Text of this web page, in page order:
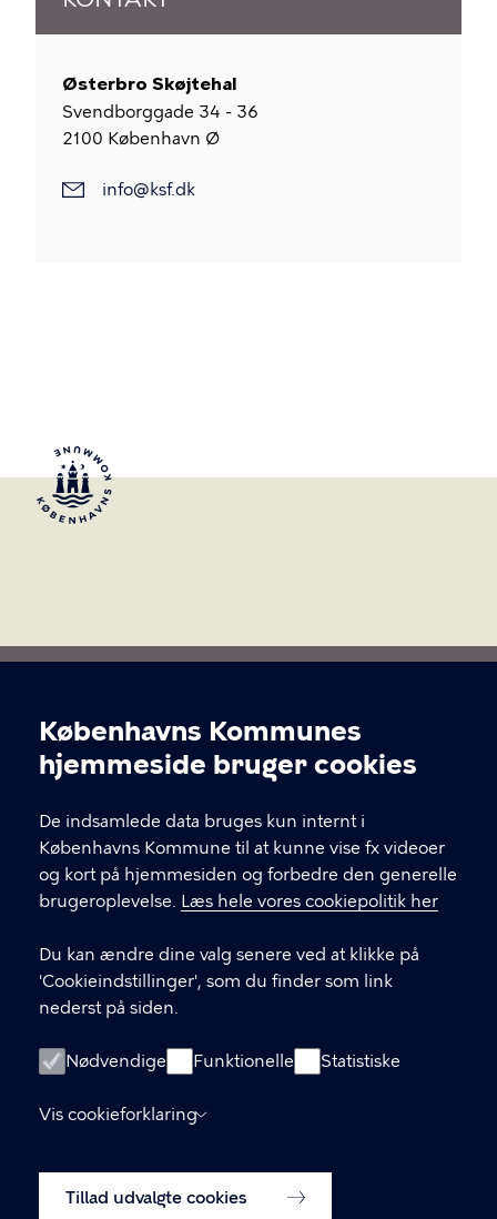
Cookieindstillinger
Københavns Kommunes
hjemmeside bruger cookies
De indsamlede data bruges kun internt i
Københavns Kommune til at kunne vise fx videoer
og kort på hjemmesiden og forbedre den generelle
brugeroplevelse. Læs hele vores cookiepolitik her
Du kan ændre dine valg senere ved at klikke på
'Cookieindstillinger', som du finder som link
nederst på siden.
Nødvendige Funktionelle Statistiske
Vis cookieforklaring
Tillad udvalgte cookies
Østerbro Skøjtehal
Svendborggade 34 - 36
2100 København Ø
info@ksf.dk
Kultur og Fritid Ø
Kultur og Fritid Østerbro er en del af Kultur- og
kulturhuse, biblioteker og idrætsfaciliteter på
kan du kontakte bydelsleder Alexander Karl
Lehmann via e-mail: IR4E@kk.dk
KONTAKT
virkelyst@kk.dk